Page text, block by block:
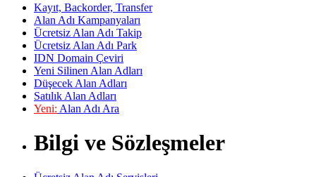
Kayıt, Backorder, Transfer
Alan Adı Kampanyaları
Ücretsiz Alan Adı Takip
Ücretsiz Alan Adı Park
IDN Domain Çeviri
Yeni Silinen Alan Adları
Düşecek Alan Adları
Satılık Alan Adları
Yeni: Alan Adı Ara
Bilgi ve Sözleşmeler